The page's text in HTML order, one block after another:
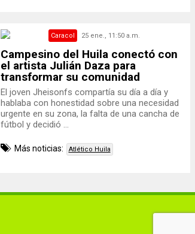
Caracol 25 ene., 11:50 a.m.
Campesino del Huila conectó con
el artista Julián Daza para
transformar su comunidad
El joven Jheisonfs compartía su día a día y
hablaba con honestidad sobre una necesidad
urgente en su zona, la falta de una cancha de
fútbol y decidió ...
Más noticias: Atlético Huila